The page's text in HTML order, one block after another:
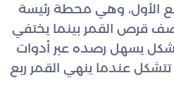
الأول، وهي محطة رئيسة
قرص القمر بينما يختفي
بشكل يسهل رصده عبر أدوات
تتشكل عندما ينهي القمر ربع